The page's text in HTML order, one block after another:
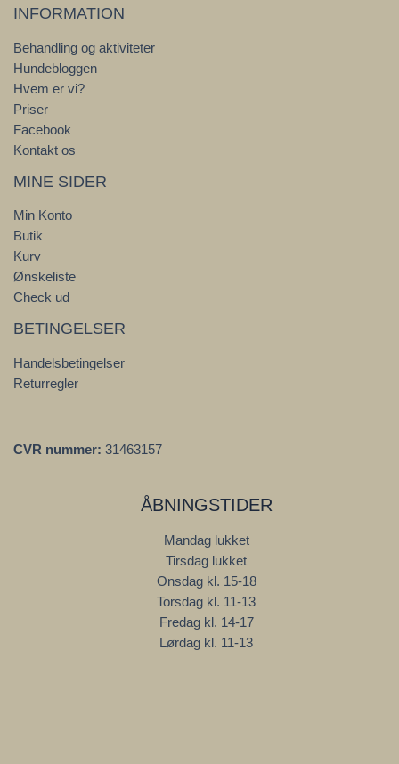
INFORMATION
Behandling og aktiviteter
Hundebloggen
Hvem er vi?
Priser
Facebook
Kontakt os
MINE SIDER
Min Konto
Butik
Kurv
Ønskeliste
Check ud
BETINGELSER
Handelsbetingelser
Returregler
CVR nummer: 31463157
ÅBNINGSTIDER
Mandag lukket
Tirsdag lukket
Onsdag kl. 15-18
Torsdag kl. 11-13
Fredag kl. 14-17
Lørdag kl. 11-13